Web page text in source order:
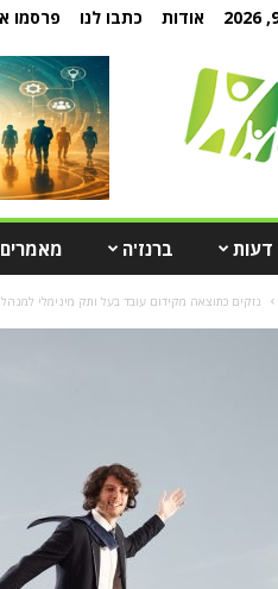
אודות כתבו לנו פרסמו
דעות ברנז'ה
נזקים כתוצאה מקידום עובד בעל ותק מינימלי